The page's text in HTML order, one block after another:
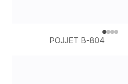
POJJET B-804